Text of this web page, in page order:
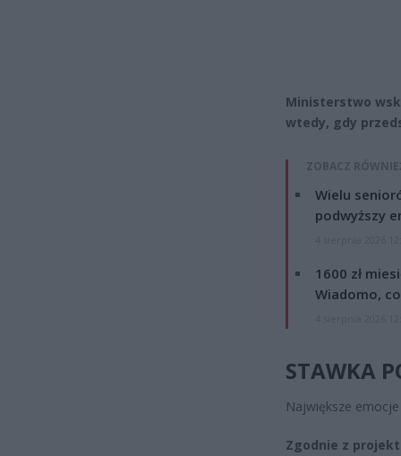
Ministerstwo
wtedy, gdy
ZOBACZ
Wielu
podwyższy
1600 zł
Wiadomo,
STAWKA
Największe
Zgodnie z